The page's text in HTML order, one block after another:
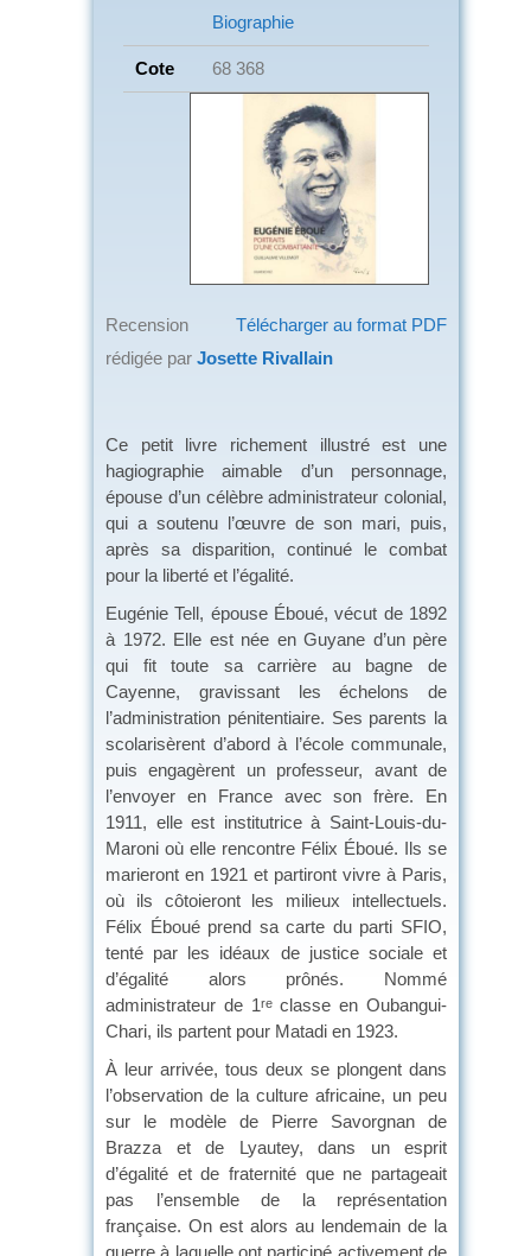
Biographie
Cote 68 368
Télécharger au format PDF
Recension
rédigée par Josette Rivallain
Ce petit livre richement illustré est une
hagiographie aimable d’un personnage,
épouse d’un célèbre administrateur colonial,
qui a soutenu l’œuvre de son mari, puis,
après sa disparition, continué le combat
pour la liberté et l’égalité.
Eugénie Tell, épouse Éboué, vécut de 1892
à 1972. Elle est née en Guyane d’un père
qui fit toute sa carrière au bagne de
Cayenne, gravissant les échelons de
l’administration pénitentiaire. Ses parents la
scolarisèrent d’abord à l’école communale,
puis engagèrent un professeur, avant de
l’envoyer en France avec son frère. En
1911, elle est institutrice à Saint-Louis-du-
Maroni où elle rencontre Félix Éboué. Ils se
marieront en 1921 et partiront vivre à Paris,
où ils côtoieront les milieux intellectuels.
Félix Éboué prend sa carte du parti SFIO,
tenté par les idéaux de justice sociale et
d’égalité alors prônés. Nommé
administrateur de 1reclasse en Oubangui-
Chari, ils partent pour Matadi en 1923.
À leur arrivée, tous deux se plongent dans
l’observation de la culture africaine, un peu
sur le modèle de Pierre Savorgnan de
Brazza et de Lyautey, dans un esprit
d’égalité et de fraternité que ne partageait
pas l’ensemble de la représentation
française. On est alors au lendemain de la
guerre à laquelle ont participé activement de